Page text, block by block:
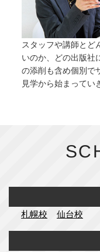
スタッフや講師とど
いのか、どの出版社
の添削も含め個別で
見学から始まってい
札幌校
仙台校